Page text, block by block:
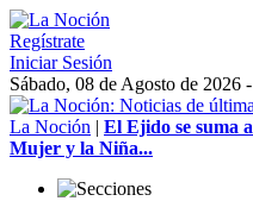
Regístrate
Iniciar Sesión
Sábado, 08 de Agosto de 2026
La Noción | El Ejido se suma
Mujer y la Niña...